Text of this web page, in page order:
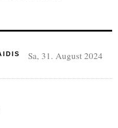
Sa, 31. August 2024